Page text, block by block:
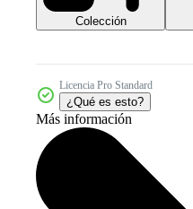
Colección
Licencia Pro Standard
¿Qué es esto?
Más información